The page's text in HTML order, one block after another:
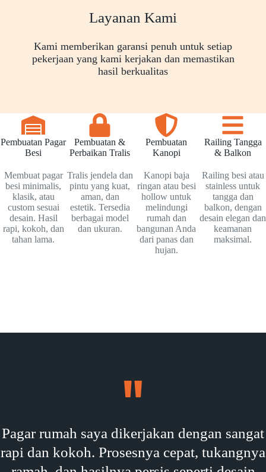
Layanan Kami
Kami memberikan garansi penuh untuk setiap
pekerjaan yang kami kerjakan dan memastikan
hasil berkualitas
Pembuatan Pagar
Besi
Membuat pagar
besi minimalis,
klasik, atau
custom sesuai
desain. Hasil
rapi, kokoh, dan
tahan lama.
Pembuatan &
Perbaikan Tralis
Tralis jendela dan
pintu yang kuat,
aman, dan
estetik. Tersedia
berbagai model
dan ukuran.
Pembuatan
Kanopi
Kanopi baja
ringan atau besi
hollow untuk
melindungi
rumah dan
bangunan Anda
dari panas dan
hujan.
Railing Tangga
& Balkon
Railing besi atau
stainless untuk
tangga dan
balkon, dengan
desain elegan dan
keamanan
maksimal.
Pagar rumah saya dikerjakan dengan sangat
rapi dan kokoh. Prosesnya cepat, tukangnya